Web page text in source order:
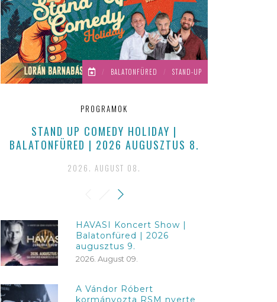
/ BALATONFÜRED / STAND-UP
PROGRAMOK
STAND UP COMEDY HOLIDAY |
BALATONFÜRED | 2026 AUGUSZTUS 8.
2026. AUGUST 08.
HAVASI Koncert Show |
Balatonfüred | 2026
augusztus 9.
2026. August 09.
A Vándor Róbert
kormányozta RSM nyerte